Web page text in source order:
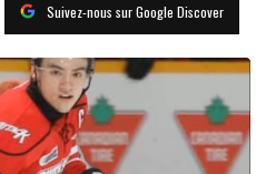
Suivez-nous sur Google Discover